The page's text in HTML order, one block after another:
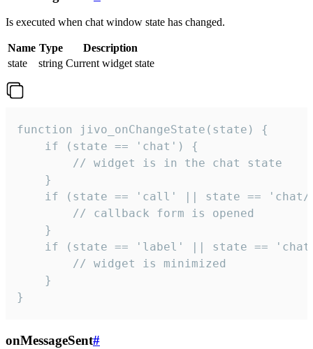
Is executed when chat window state has changed.
Name Type
Description
state
string Current widget state
function jivo_onChangeState(state) {
    if (state == 'chat') {
        // widget is in the chat state
    }
if (state == 'call' || state ==
        // callback form is opened
    }
if (state == 'label' || state ==
        // widget is minimized
    }
}
onMessageSent#